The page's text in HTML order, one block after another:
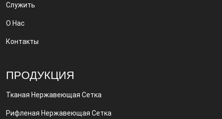
Служить
О Нас
Контакты
ПРОДУКЦИЯ
Тканая Нержавеющая Сетка
Рифленая Нержавеющая Сетка